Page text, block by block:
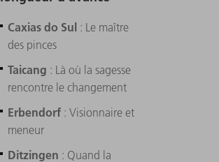
Caxias do Sul : Le maître
des pinces
Taicang : Là où la sagesse
rencontre le changement
Erbendorf : Visionnaire et
meneur
Ditzingen : Quand la